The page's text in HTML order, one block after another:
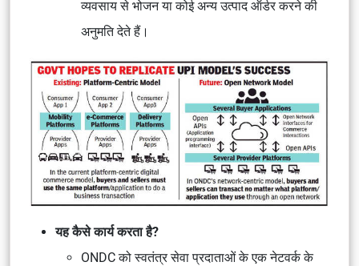
व्यवसाय से भोजन या कोई अन्य उत्पाद ऑर्डर करने की
अनुमति देते हैं।
यह कैसे कार्य करता है?
ONDC को स्वतंत्र सेवा प्रदाताओं के एक नेटवर्क के